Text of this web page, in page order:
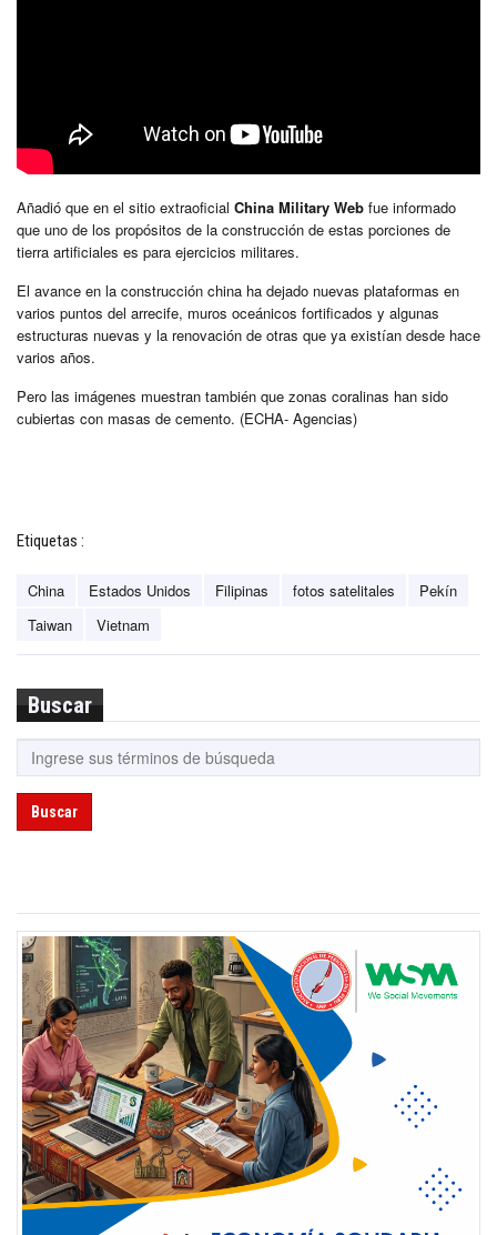
Añadió que en el sitio extraoficial China Military Web fue informado
que uno de los propósitos de la construcción de estas porciones de
tierra artificiales es para ejercicios militares.
El avance en la construcción china ha dejado nuevas plataformas en
varios puntos del arrecife, muros oceánicos fortificados y algunas
estructuras nuevas y la renovación de otras que ya existían desde hace
varios años.
Pero las imágenes muestran también que zonas coralinas han sido
cubiertas con masas de cemento. (ECHA- Agencias)
Etiquetas :
China Estados Unidos Filipinas fotos satelitales
Pekín
Taiwan
Vietnam
Buscar
Buscar